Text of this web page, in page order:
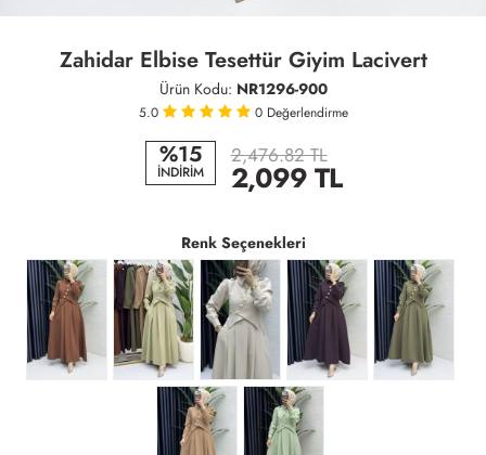
Zahidar Elbise Tesettür Giyim Lacivert
Ürün Kodu: NR1296-900
5.0 0 Değerlendirme
%15
İNDİRİM
2,476.82 TL
2,099TL
Renk Seçenekleri